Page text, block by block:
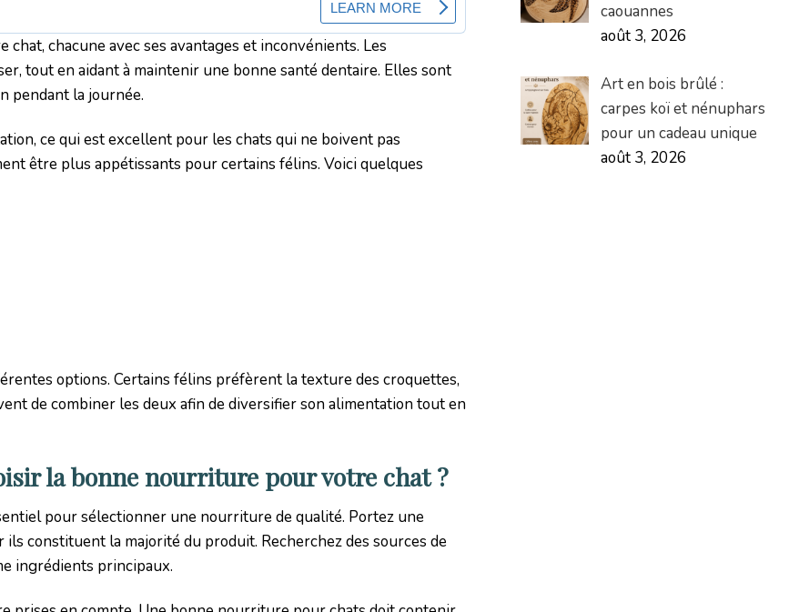
chacune avec ses avantages et inconvénients. Les
tout en aidant à maintenir une bonne santé dentaire. Elles sont
pendant la journée.
ce qui est excellent pour les chats qui ne boivent pas
être plus appétissants pour certains félins. Voici quelques
options. Certains félins préfèrent la texture des croquettes,
de combiner les deux afin de diversifier son alimentation tout en
la bonne nourriture pour votre chat ?
pour sélectionner une nourriture de qualité. Portez une
constituent la majorité du produit. Recherchez des sources de
ingrédients principaux.
caouannes
août 3, 2026
Art en bois brûlé :
carpes koï et nénuphars
pour un cadeau unique
août 3, 2026